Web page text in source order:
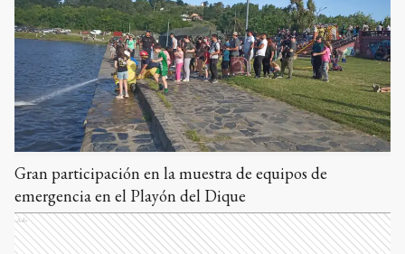
Gran participación en la muestra de equipos de
emergencia en el Playón del Dique
Ads